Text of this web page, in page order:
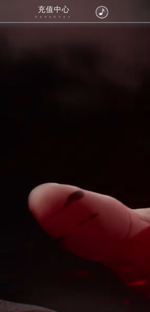
充值中心
PAPERPAY